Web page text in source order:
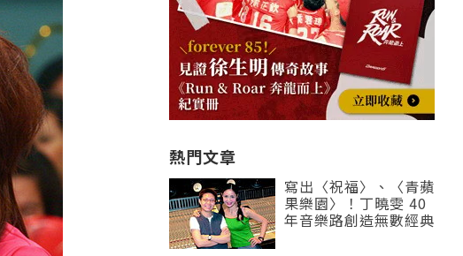
熱門文章
寫出〈祝福〉、〈青蘋
果樂園〉！丁曉雯 40
年音樂路創造無數經典